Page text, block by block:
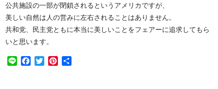
公共施設の一部が閉鎖されるというアメリカですが、
美しい自然は人の営みに左右されることはありません。
共和党、民主党ともに本当に美しいことをフェアーに追求してもら
いと思います。
Line Facebook
TwitterPinterest